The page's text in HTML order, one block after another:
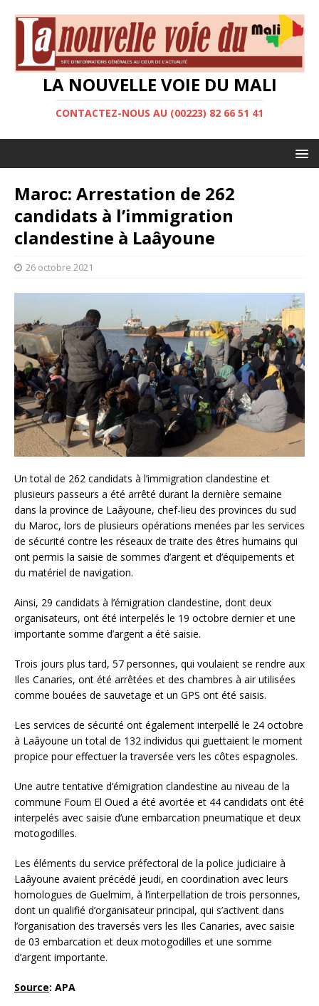
LA NOUVELLE VOIE DU MALI
CONTACTEZ-NOUS AU (00223) 82 66 51 41
Maroc: Arrestation de 262
candidats à l’immigration
clandestine à Laâyoune
26 octobre 2021
Un total de 262 candidats à l’immigration clandestine et
plusieurs passeurs a été arrêté durant la dernière semaine
dans la province de Laâyoune, chef-lieu des provinces du sud
du Maroc, lors de plusieurs opérations menées par les services
de sécurité contre les réseaux de traite des êtres humains qui
ont permis la saisie de sommes d’argent et d’équipements et
du matériel de navigation.
Ainsi, 29 candidats à l’émigration clandestine, dont deux
organisateurs, ont été interpelés le 19 octobre dernier et une
importante somme d’argent a été saisie.
Trois jours plus tard, 57 personnes, qui voulaient se rendre aux
Iles Canaries, ont été arrêtées et des chambres à air utilisées
comme bouées de sauvetage et un GPS ont été saisis.
Les services de sécurité ont également interpellé le 24 octobre
à Laâyoune un total de 132 individus qui guettaient le moment
propice pour effectuer la traversée vers les côtes espagnoles.
Une autre tentative d’émigration clandestine au niveau de la
commune Foum El Oued a été avortée et 44 candidats ont été
interpelés avec saisie d’une embarcation pneumatique et deux
motogodilles.
Les éléments du service préfectoral de la police judiciaire à
Laâyoune avaient précédé jeudi, en coordination avec leurs
homologues de Guelmim, à l’interpellation de trois personnes,
dont un qualifié d’organisateur principal, qui s’activent dans
l’organisation des traversés vers les Iles Canaries, avec saisie
de 03 embarcation et deux motogodilles et une somme
d’argent importante.
Source: APA